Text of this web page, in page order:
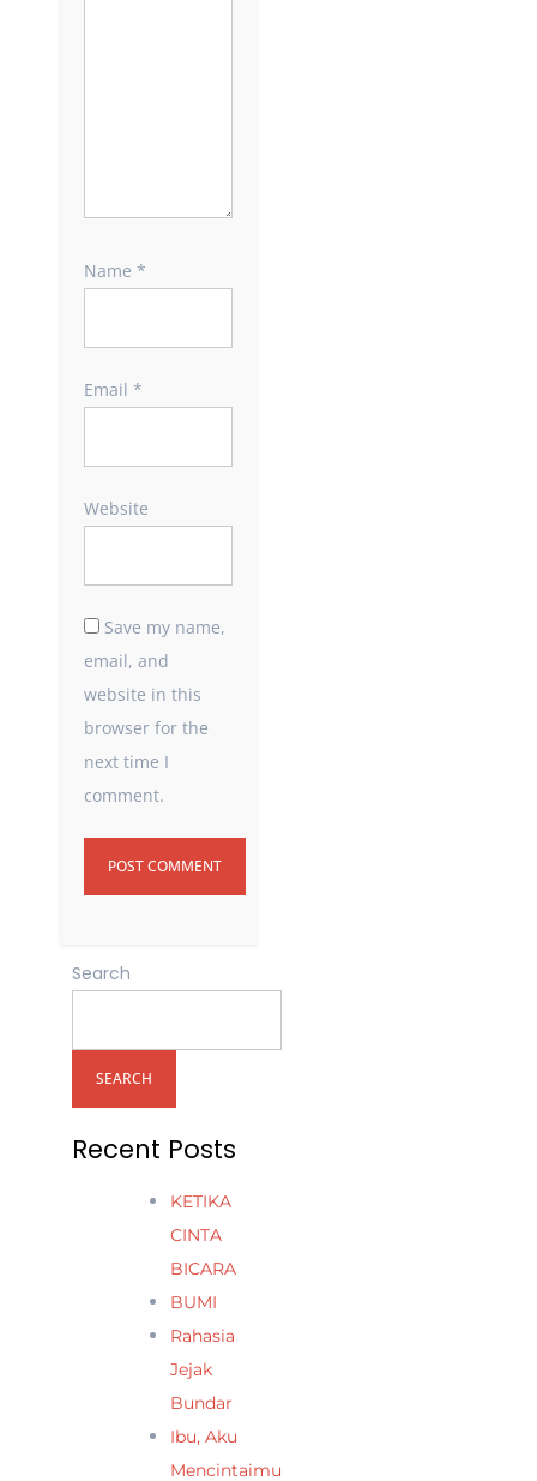
Name *
Email *
Website
Save my name,
email, and
website in this
browser for the
next time I
comment.
Search
SEARCH
Recent Posts
KETIKA
CINTA
BICARA
BUMI
Rahasia
Jejak
Bundar
Ibu, Aku
Mencintaimu